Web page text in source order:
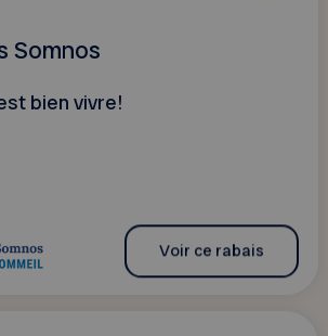
Somnos
bien vivre!
Voir ce rabais